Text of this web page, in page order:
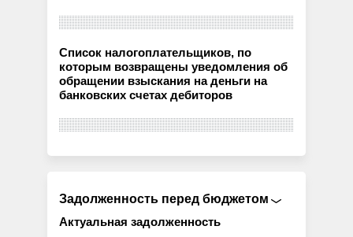
Список налогоплательщиков, по
которым возвращены уведомления об
обращении взыскания на деньги на
банковских счетах дебиторов
Задолженность перед бюджетом
Актуальная задолженность